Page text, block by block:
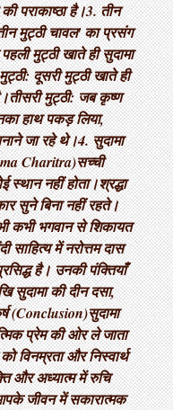
पराकाष्ठा है। ​3. तीन
मुट्ठी चावल' का प्रसंग
मुट्ठी खाते ही सुदामा
दूसरी मुट्ठी खाते ही
​तीसरी मुट्ठी: जब कृष्ण
हाथ पकड़ लिया,
जा रहे थे। ​4. सुदामा
Charitra) ​सच्ची
स्थान नहीं होता। ​श्रद्धा
सुने बिना नहीं रहते।
कभी भगवान से शिकायत
साहित्य में नरोत्तम दास
है। उनकी पंक्तियाँ
सुदामा की दीन दसा,
(Conclusion) ​सुदामा
प्रेम की ओर ले जाता
विनम्रता और निस्वार्थ
और अध्यात्म में रुचि
जीवन में सकारात्मक